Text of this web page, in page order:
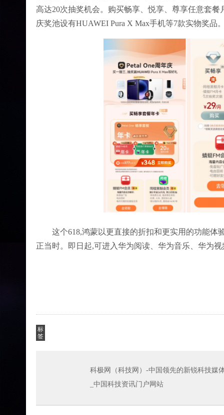
高达20次抽奖机会。购买畅享、悦享、尊享任意套
庆奖池设有HUAWEI Pura X Max手机等7款实物奖
这个618,鸿蒙以更直接的折扣和更实用的功能
正当时。即日起,可进入华为阅读、华为音乐、华为
标
签
科极网（科技网）-中国领先的新锐科技媒
_中国科技资讯门户网站